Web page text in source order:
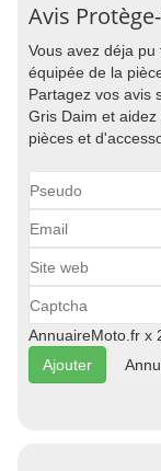
Avis
Vous avez déja
équipée de la
Partagez vos avis
Gris Daim et
pièces et
AnnuaireMoto.fr x